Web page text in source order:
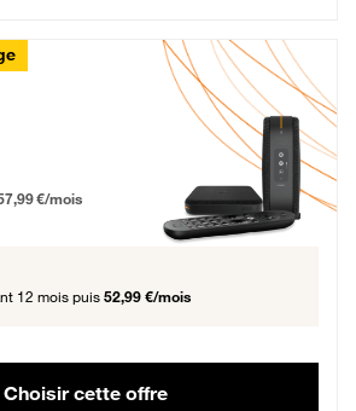
Fibre
12 mois puis 57,99 € par mois, Engagement 12 mois
€/mois
12 mois puis 52,99 €/mois
Choisir cette offre